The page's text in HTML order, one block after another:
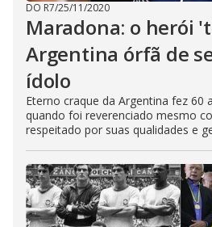
DO R7/25/11/2020
Maradona: o herói
Argentina órfã de
ídolo
Eterno craque da Argentina fez 60
quando foi reverenciado mesmo
respeitado por suas qualidades e